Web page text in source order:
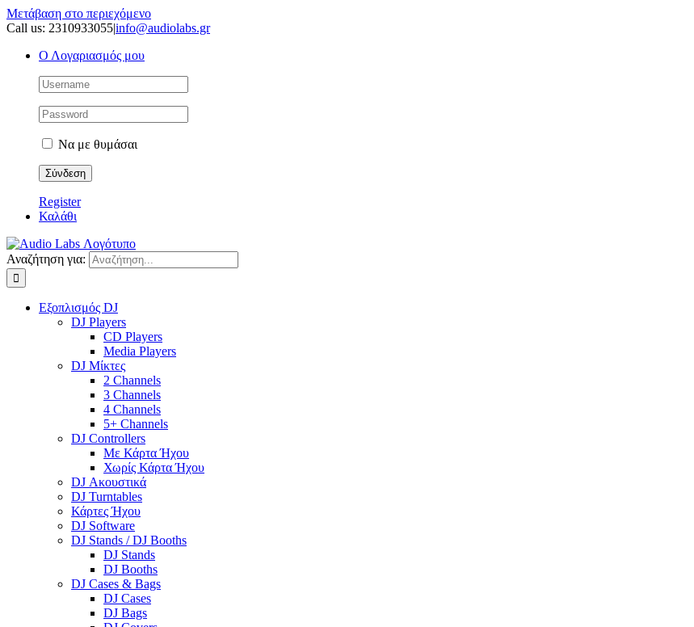
Μετάβαση στο περιεχόμενο
Call us: 2310933055|info@audiolabs.gr
Ο Λογαριασμός μου
Να με θυμάσαι
Register
Καλάθι
Αναζήτηση για:
Εξοπλισμός DJ
DJ Players
CD Players
Media Players
DJ Μίκτες
2 Channels
3 Channels
4 Channels
5+ Channels
DJ Controllers
Με Κάρτα Ήχου
Χωρίς Κάρτα Ήχου
DJ Ακουστικά
DJ Turntables
Κάρτες Ήχου
DJ Software
DJ Stands / DJ Booths
DJ Stands
DJ Booths
DJ Cases & Bags
DJ Cases
DJ Bags